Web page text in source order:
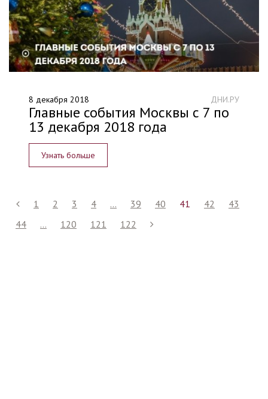
8 декабря 2018 ДНИ.РУ
Главные события Москвы с 7 по
13 декабря 2018 года
Узнать больше
1 2 3 4 ... 39 40 41 42
43
44
... 120 121 122